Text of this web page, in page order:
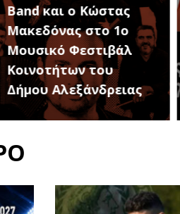
Μπίγαλη την Πέμπτη
27 Αυγούστου, στο
1ο Φεστιβάλ
Κοινοτήτων του
Δήμου